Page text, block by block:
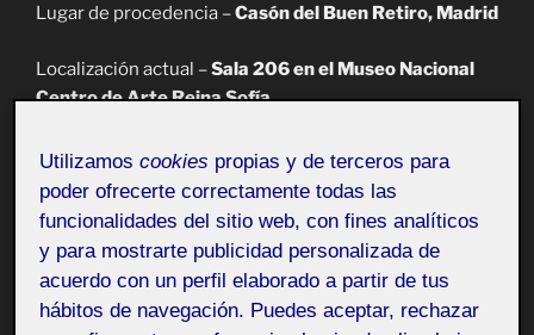
Lugar de procedencia –Casón del Buen Retiro, Madrid
Localización actual –Sala 206 en el Museo Nacional
Centro de Arte Reina Sofía
Sabemos que Picasso elaboró esta pieza a encargo de
la República para el Pabellón Español en la Exposición
Internacional de París. El mismo día del bombardeo en
Guernica comenzó a plasmar su idea (Museo Nacional
Centro de Arte Reina Sofía, ?). Expresó verbalmente su
Utilizamoscookies propias y de terceros para
poder ofrecerte correctamente todas las
funcionalidades del sitio web, con fines analíticos
y para mostrarte publicidad personalizada de
acuerdo con un perfil elaborado a partir de tus
hábitos de navegación. Puedes aceptar, rechazar